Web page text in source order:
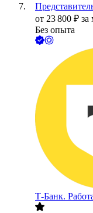
от 23 800 ₽ за
Без опыта
Т-Банк.